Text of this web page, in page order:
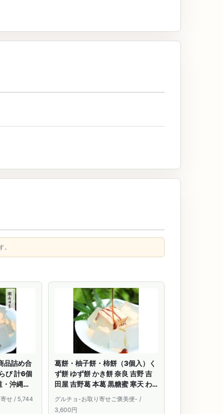
品詰め合
び 計6個
沖縄送
ち くずき
ト
せ / 5,744
葛餅・柚子餅・柿餅（3個入）く
ず餅 ゆず餅 かき餅 奈良 吉野 吉
田屋 吉野葛 本葛 黒糖蜜 寒天 わ
らび餅 国産 奈良県産
グルチョ-お取り寄せご褒美便- /
3,600円